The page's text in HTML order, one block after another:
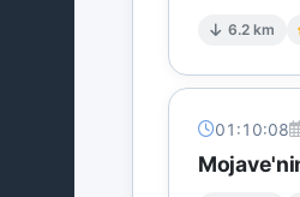
6.2 km
01:10:08